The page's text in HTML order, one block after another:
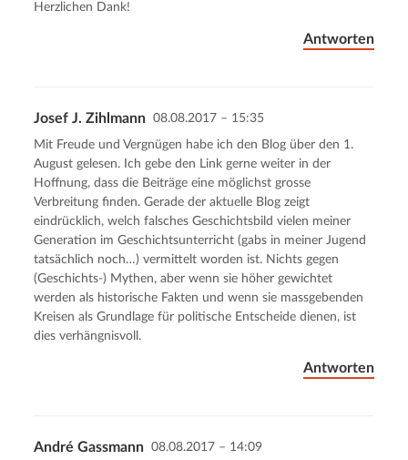
Herzlichen Dank!
Antworten
Josef J. Zihlmann 08.08.2017 – 15:35
Mit Freude und Vergnügen habe ich den Blog über den 1.
August gelesen. Ich gebe den Link gerne weiter in der
Hoffnung, dass die Beiträge eine möglichst grosse
Verbreitung finden. Gerade der aktuelle Blog zeigt
eindrücklich, welch falsches Geschichtsbild vielen meiner
Generation im Geschichtsunterricht (gabs in meiner Jugend
tatsächlich noch…) vermittelt worden ist. Nichts gegen
(Geschichts-) Mythen, aber wenn sie höher gewichtet
werden als historische Fakten und wenn sie massgebenden
Kreisen als Grundlage für politische Entscheide dienen, ist
dies verhängnisvoll.
Antworten
André Gassmann 08.08.2017 – 14:09